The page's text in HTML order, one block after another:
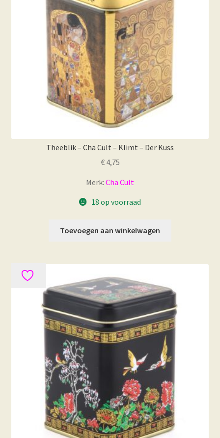
Theeblik – Cha Cult – Klimt – Der Kuss
€4,75
Merk: Cha Cult
18 op voorraad
Toevoegen aan winkelwagen